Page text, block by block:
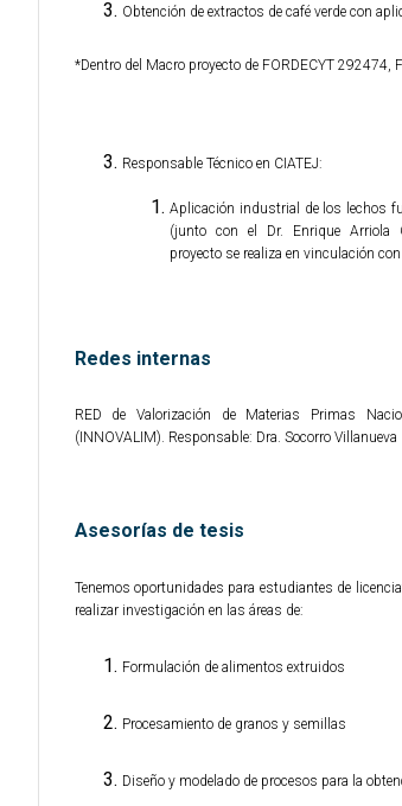
Obtención de extractos de café verde con
*Dentro del Macro proyecto de FORDECYT 292474,
Responsable Técnico en CIATEJ:
Aplicación industrial de los lechos
(junto con el Dr. Enrique Arriola
proyecto se realiza en vinculación
Redes internas
RED de Valorización de Materias Primas
(INNOVALIM). Responsable: Dra. Socorro Villanueva
Asesorías de tesis
Tenemos oportunidades para estudiantes de
realizar investigación en las áreas de:
Formulación de alimentos extruidos
Procesamiento de granos y semillas
Diseño y modelado de procesos para la